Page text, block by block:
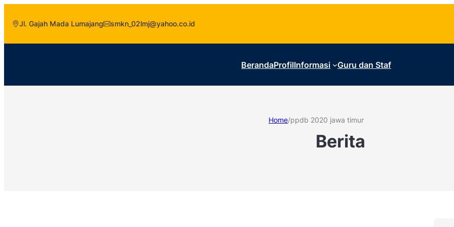
Jl. Gajah Mada Lumajang smkn_02lmj@yahoo.co.id
BerandaProfilInformasi Guru dan Staf
Home/ppdb 2020 jawa timur
Berita